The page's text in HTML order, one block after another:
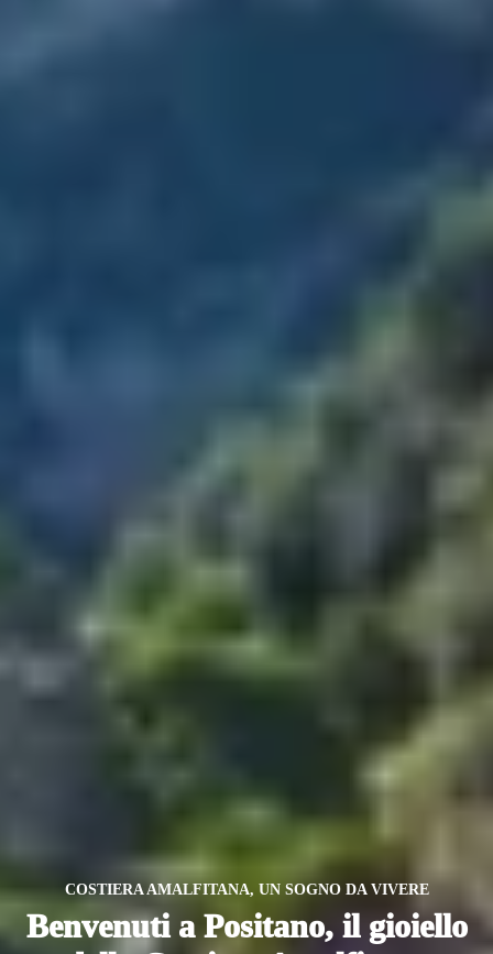
COSTIERA AMALFITANA, UN SOGNO DA VIVERE
Benvenuti a Positano, il gioiello